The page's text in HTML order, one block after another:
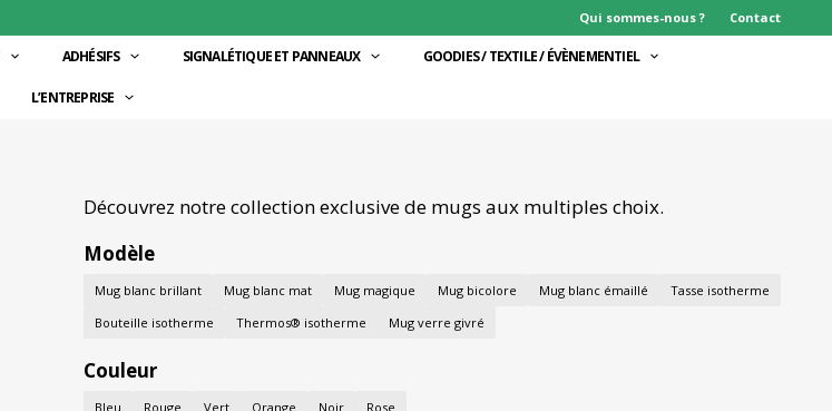
Qui sommes-nous ? Contact
ADHÉSIFS SIGNALÉTIQUE ET PANNEAUX GOODIES / TEXTILE / ÉVÈNEMENTIEL
L’ENTREPRISE
Découvrez notre collection exclusive de mugs aux multiples choix.
Modèle
Mug blanc brillant Mug blanc mat Mug magique Mug bicolore Mug blanc émaillé
Tasse isotherme
Bouteille isotherme
Thermos® isotherme Mug verre givré
Couleur
Bleu Rouge Vert Orange Noir Rose